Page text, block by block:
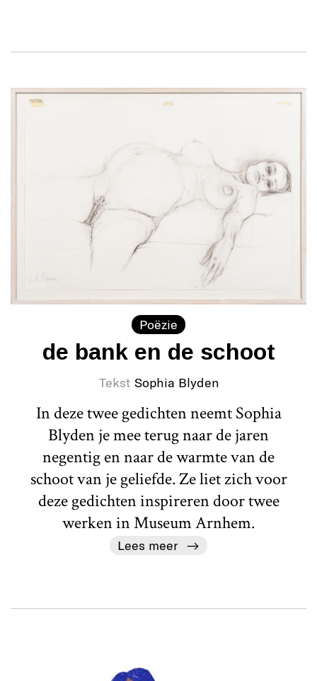
Poëzie
de bank en de schoot
Tekst Sophia Blyden
In deze twee gedichten neemt Sophia
Blyden je mee terug naar de jaren
negentig en naar de warmte van de
schoot van je geliefde. Ze liet zich voor
deze gedichten inspireren door twee
werken in Museum Arnhem.
Lees meer